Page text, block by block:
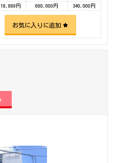
18,889円 680,000円 340,000円
お気に入りに追加